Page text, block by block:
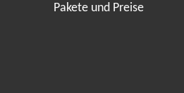
Pakete und Preise